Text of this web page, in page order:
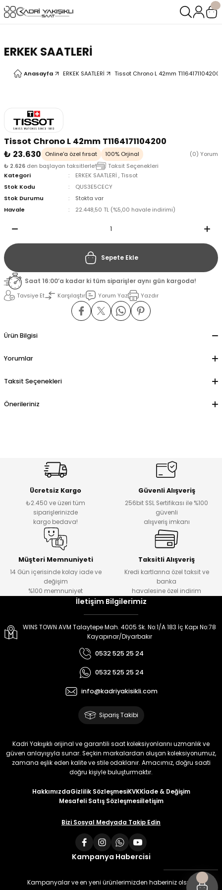
ERKEK SAATLERİ
Anasayfa ERKEK SAATLERİ Tissot Chrono L 42mm T1164171104200
Tissot Chrono L 42mm T1164171104200
₺ 23.630
Online'a özel fırsat 100% Orjinal
(0) Yorum
₺ 2.626 den başlayan taksitlerle!
Taksit Seçenekleri
Kategori
ERKEK SAATLERİ ,Tissot
Stok Kodu
QUS3E5CECY
Stok Durumu
Stokta var
Havale
22.448,50 TL (%5,00 havale indirimi)
Sepete Ekle
Saat 16:00’a kadar ki tüm siparişler aynı gün kargoda!
Tavsiye Et
Karşılaştır Yorum Yaz Yazdır
Ürün Bilgisi
Yorumlar
Taksit Seçenekleri
Önerileriniz
Ücretsiz Kargo
₺2.450 ve üzeri tüm
siparişlerinizde
kargo bedava!
Güvenli Alışveriş
256bit SSL Sertifikası ile %100
güvenli
alışveriş imkanı
Müşteri Memnuniyeti
14 Gün içerisinde kolay iade ve
değişim
%100 memnuniyet
Taksitli Alışveriş
Kredi kartlarına özel taksit ve
banka
havalesine özel indirim
İletişim Bilgilerimiz
WINS TOWN AVM Talaytepe Mah. 4005 Sk. No:1/A 183 İç Kapı No:78
Kayapınar/Diyarbakır
0532 525 25 24
0532 525 25 24
info@kadriyakisikli.com
Sipariş Takibi
Kadri Yakışıklı orijinal ve garantili saat koleksiyonlarını uzmanlık ve
güven anlayışıyla sunar. Seçkin markalardan oluşan koleksiyonumuz,
zamana eşlik eden kalite ve stile odaklanır. Amacımız, doğru saati
doğru kişiyle buluşturmaktır.
HakkımızdaGizlilik SözleşmesiKVKKİade & Değişim
Mesafeli Satış Sözleşmesiİletişim
Bizi Sosyal Medyada Takip Edin
Kampanya Habercisi
Kampanyalar ve en yeni ürünlerimizden haberiniz olsun
Geri Dön
Geri Dön